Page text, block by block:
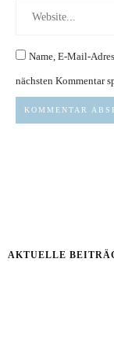
Name, E-Mail-
nächsten Kommentar
AKTUELLE